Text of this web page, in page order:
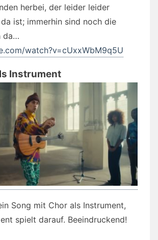
herbei, der leider leider
ist; immerhin sind noch die
da…
watch?v=cUxxWbM9q5U
Instrument
Song mit Chor als Instrument,
spielt darauf. Beeindruckend!